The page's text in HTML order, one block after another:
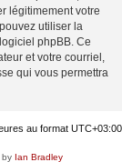
légitimement votre
utiliser la
phpBB. Ce
et votre courriel,
qui vous permettra
au format UTC+03:00
Ian Bradley